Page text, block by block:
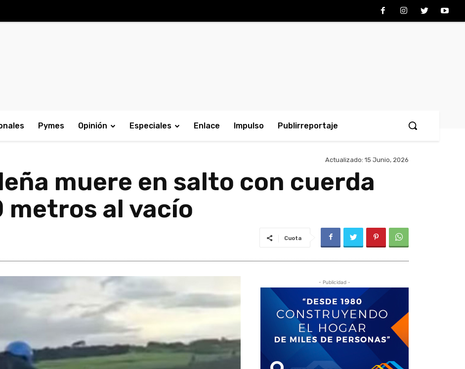
Pymes Opinión Especiales Enlace Impulso Publirreportaje
Actualizado: 15 Junio, 2026
muere en salto con cuerda
al vacío
Cuota
- Publicidad -